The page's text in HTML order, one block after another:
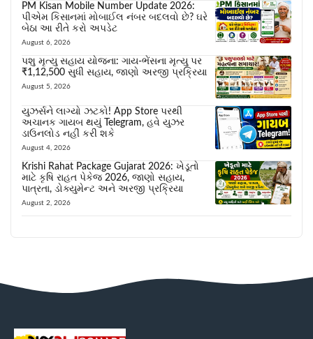
PM Kisan Mobile Number Update 2026:
પીએમ કિસાનમાં મોબાઈલ નંબર બદલવો છે? ઘરે
બેઠા આ રીતે કરો અપડેટ
August 6, 2026
પશુ મૃત્યુ સહાય યોજના: ગાય-ભેંસના મૃત્યુ પર
₹1,12,500 સુધી સહાય, જાણો અરજી પ્રક્રિયા
August 5, 2026
યુઝર્સને લાગ્યો ઝટકો! App Store પરથી
અચાનક ગાયબ થયું Telegram, હવે યુઝર
ડાઉનલોડ નહીં કરી શકે
August 4, 2026
Krishi Rahat Package Gujarat 2026: ખેડૂતો
માટે કૃષિ રાહત પેકેજ 2026, જાણો સહાય,
પાત્રતા, ડોક્યુમેન્ટ અને અરજી પ્રક્રિયા
August 2, 2026